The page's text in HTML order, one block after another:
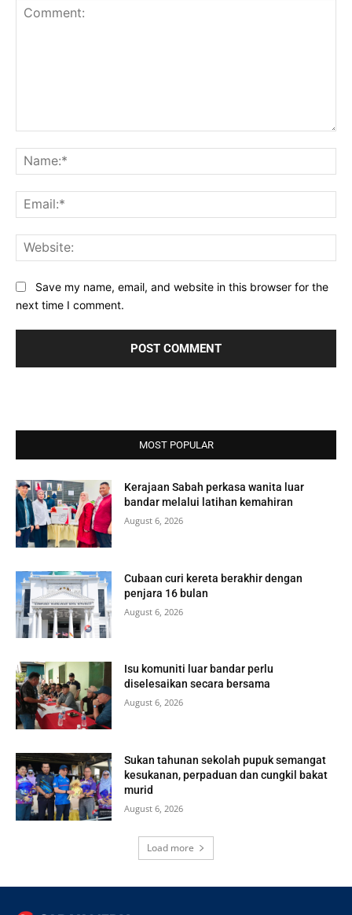
Save my name, email, and website in this browser for the
next time I comment.
MOST POPULAR
Kerajaan Sabah perkasa wanita luar
bandar melalui latihan kemahiran
August 6, 2026
Cubaan curi kereta berakhir dengan
penjara 16 bulan
August 6, 2026
Isu komuniti luar bandar perlu
diselesaikan secara bersama
August 6, 2026
Sukan tahunan sekolah pupuk semangat
kesukanan, perpaduan dan cungkil bakat
murid
August 6, 2026
Load more